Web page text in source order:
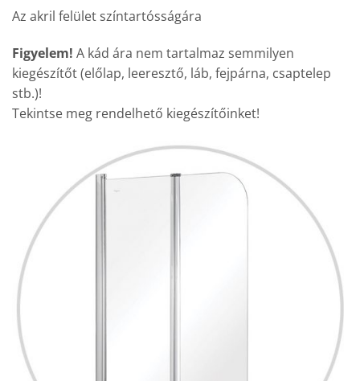
Az akril felület színtartósságára
Figyelem! A kád ára nem tartalmaz semmilyen
kiegészítőt (előlap, leeresztő, láb, fejpárna, csaptelep
stb.)!
Tekintse meg rendelhető kiegészítőinket!